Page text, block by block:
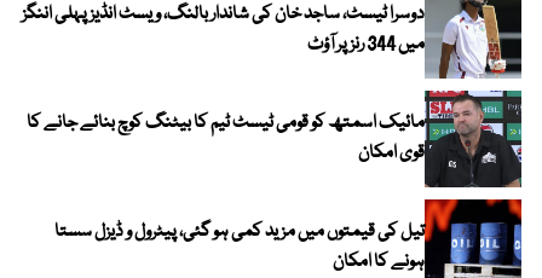
دوسرا ٹیسٹ، ساجد خان کی شاندار بالنگ، ویسٹ انڈیز پہلی اننگز
میں 344 رنز پر آؤٹ
مائیک اسمتھ کو قومی ٹیسٹ ٹیم کا بیٹنگ کوچ بنائے جانے کا
قوی امکان
تیل کی قیمتوں میں مزید کمی ہو گئی، پیٹرول و ڈیزل سستا
ہونے کا امکان